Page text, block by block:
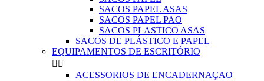
SACOS PAPEL ASAS
SACOS PAPEL PAO
SACOS PLASTICO ASAS
SACOS DE PLÁSTICO E PAPEL
EQUIPAMENTOS DE ESCRITÓRIO
 
ACESSORIOS DE ENCADERNAÇAO